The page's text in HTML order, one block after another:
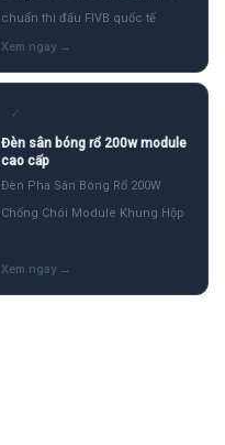
chuẩn thi đấu FIVB quốc tế
✓
Đèn sân bóng rổ 200w module
cao cấp
Đèn Pha Sân Bóng Rổ 200W
Chống Chói Module Khung Hộp